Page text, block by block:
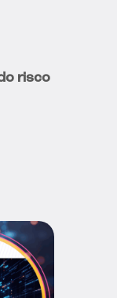
risco